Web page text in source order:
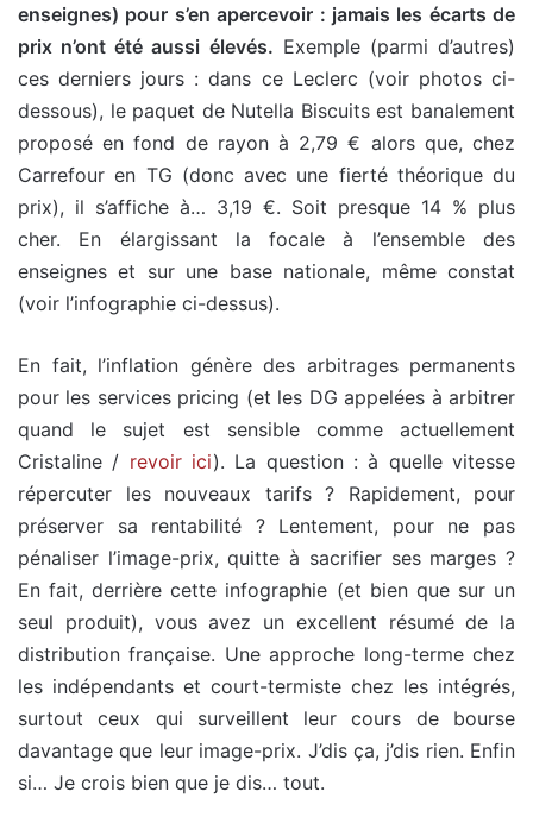
enseignes) pour s’en apercevoir : jamais les écarts de
prix n’ont été aussi élevés. Exemple (parmi d’autres)
ces derniers jours : dans ce Leclerc (voir photos ci-
dessous), le paquet de Nutella Biscuits est banalement
proposé en fond de rayon à 2,79 € alors que, chez
Carrefour en TG (donc avec une fierté théorique du
prix), il s’affiche à… 3,19 €. Soit presque 14 % plus
cher. En élargissant la focale à l’ensemble des
enseignes et sur une base nationale, même constat
(voir l’infographie ci-dessus).
En fait, l’inflation génère des arbitrages permanents
pour les services pricing (et les DG appelées à arbitrer
quand le sujet est sensible comme actuellement
Cristaline / revoir ici). La question : à quelle vitesse
répercuter les nouveaux tarifs ? Rapidement, pour
préserver sa rentabilité ? Lentement, pour ne pas
pénaliser l’image-prix, quitte à sacrifier ses marges ?
En fait, derrière cette infographie (et bien que sur un
seul produit), vous avez un excellent résumé de la
distribution française. Une approche long-terme chez
les indépendants et court-termiste chez les intégrés,
surtout ceux qui surveillent leur cours de bourse
davantage que leur image-prix. J’dis ça, j’dis rien. Enfin
si… Je crois bien que je dis… tout.